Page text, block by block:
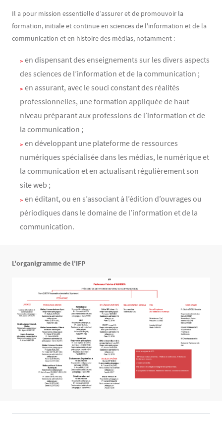
Contenu
Texte
Il a pour mission essentielle d’assurer et de promouvoir la
formation, initiale et continue en sciences de l'information et de la
communication et en histoire des médias, notamment :
en dispensant des enseignements sur les divers aspects
des sciences de l’information et de la communication ;
en assurant, avec le souci constant des réalités
professionnelles, une formation appliquée de haut
niveau préparant aux professions de l’information et de
la communication ;
en développant une plateforme de ressources
numériques spécialisée dans les médias, le numérique et
la communication et en actualisant régulièrement son
site web ;
en éditant, ou en s’associant à l’édition d’ouvrages ou
périodiques dans le domaine de l’information et de la
communication.
Texte
L'organigramme de l'IFP